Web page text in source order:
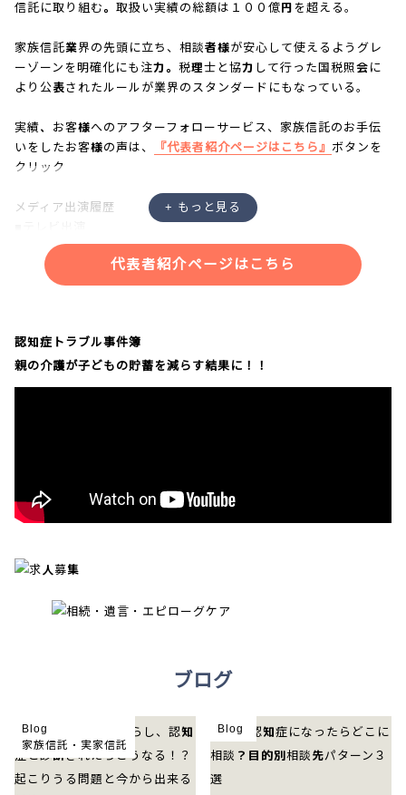
信託に取り組む。取扱い実績の総額は１００億円を超える。
家族信託業界の先頭に立ち、相談者様が安心して使えるようグレ
ーゾーンを明確化にも注力。税理士と協力して行った国税照会に
より公表されたルールが業界のスタンダードにもなっている。
実績、お客様へのアフターフォローサービス、家族信託のお手伝
いをしたお客様の声は、
『代表者紹介ページはこちら』 ボタンを
クリック
メディア出演履歴
・NHK「あさイチ」
・NHK「クローズアップ現代プラス」
・NHK「ニュースウォッチ９」
代表者紹介ページはこちら
認知症トラブル事件簿
親の介護が子どもの貯蓄を減らす結果に！！
ブログ
Blog
家族信託・実家信託
Blog